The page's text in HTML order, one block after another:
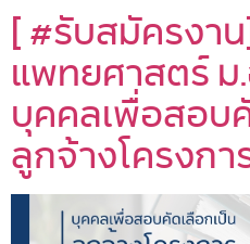
[ #รับสมัครงา
แพทยศาสตร์ ม
บุคคลเพื่อสอบ
ลูกจ้างโครงกา